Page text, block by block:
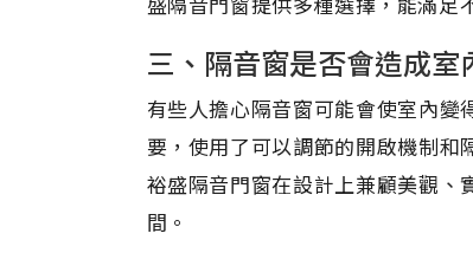
三、隔音窗是否會造成室
有些人擔心隔音窗可能會使室內
要，使用了可以調節的開啟機制和
裕盛隔音門窗在設計上兼顧美觀、
間。